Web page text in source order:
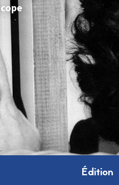
Édition